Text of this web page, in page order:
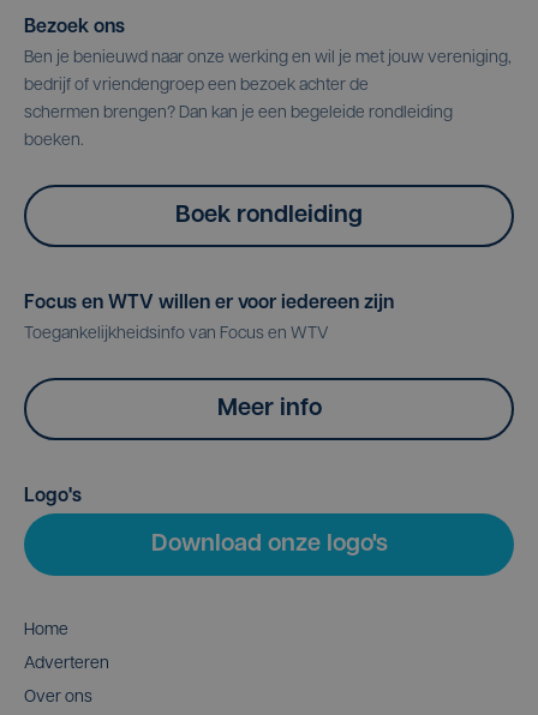
Bezoek ons
Ben je benieuwd naar onze werking en wil je met jouw vereniging,
bedrijf of vriendengroep een bezoek achter de
schermen brengen? Dan kan je een begeleide rondleiding
boeken.
Boek rondleiding
Focus en WTV willen er voor iedereen zijn
Toegankelijkheidsinfo van Focus en WTV
Meer info
Logo's
Download onze logo's
Home
Adverteren
Over ons